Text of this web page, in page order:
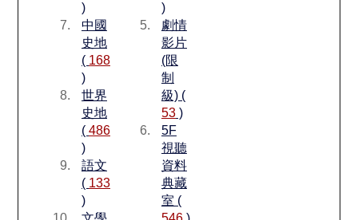
)
中國
史地
( 168
)
世界
史地
( 486
)
語文
( 133
)
)
劇情
影片
(限
制
級) (
53)
5F
視聽
資料
典藏
室 (